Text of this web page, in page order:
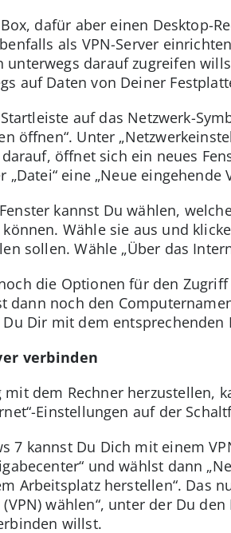
dafür aber einen Desktop-
als VPN-Server
unterwegs darauf zugreifen
auf Daten von Deiner
auf das Netzwerk-
öffnen“. Unter
öffnet sich ein neues
eine „Neue eingehende
kannst Du wählen,
Wähle sie aus und
sollen. Wähle „Über das
die Optionen für den
dann noch den
Dir mit dem
verbinden
dem Rechner herzustellen,
Einstellungen auf der
7 kannst Du Dich mit einem
und wählst dann
Arbeitsplatz herstellen“. Das
wählen“, unter der Du
willst.